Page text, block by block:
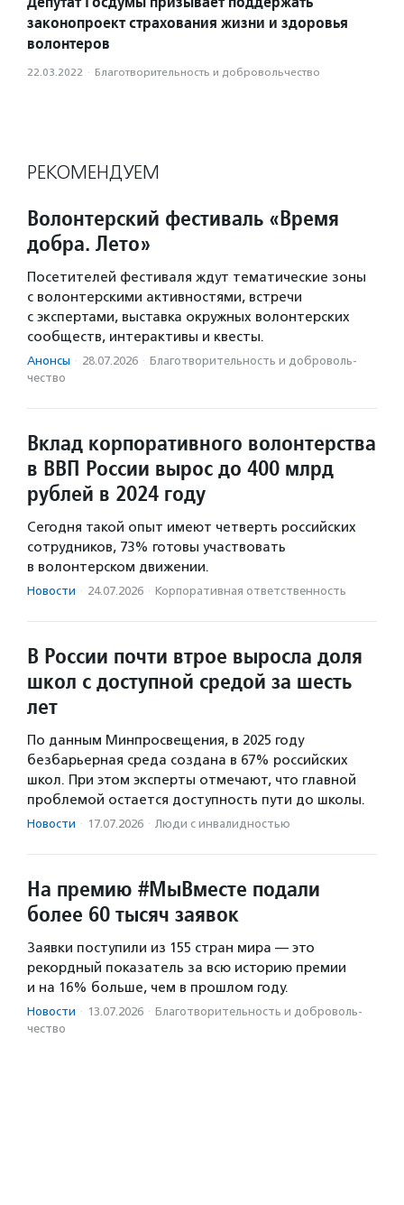
законопроект страхования жизни и здоровья
волонтеров
22.03.2022 · Благотвори­тель­ность и доброволь­чест­во
РЕКОМЕНДУЕМ
Волонтерский фестиваль «Время
добра. Лето»
Посетителей фестиваля ждут тематические зоны
с волонтерскими активностями, встречи
с экспертами, выставка окружных волонтерских
сообществ, интерактивы и квесты.
Анонсы · 28.07.2026 · Благотвори­тель­ность и доброволь­
чест­во
Вклад корпоративного волонтерства
в ВВП России вырос до 400 млрд
рублей в 2024 году
Сегодня такой опыт имеют четверть российских
сотрудников, 73% готовы участвовать
в волонтерском движении.
Новости · 24.07.2026 · Корпоративная ответственность
В России почти втрое выросла доля
школ с доступной средой за шесть
лет
По данным Минпросвещения, в 2025 году
безбарьерная среда создана в 67% российских
школ. При этом эксперты отмечают, что главной
проблемой остается доступность пути до школы.
Новости · 17.07.2026 · Люди с инвалидностью
На премию #МыВместе подали
более 60 тысяч заявок
Заявки поступили из 155 стран мира — это
рекордный показатель за всю историю премии
и на 16% больше, чем в прошлом году.
Новости · 13.07.2026 · Благотвори­тель­ность и доброволь­
чест­во